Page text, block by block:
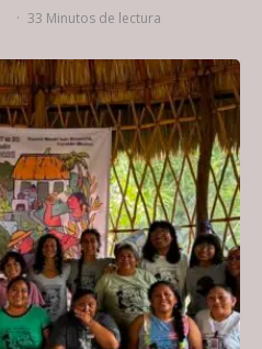
· 33 Minutos de lectura